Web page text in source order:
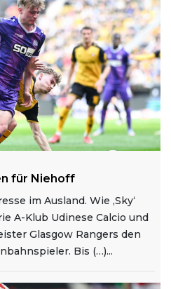
für Niehoff
im Ausland. Wie ‚Sky‘
A-Klub Udinese Calcio und
Glasgow Rangers den
Bis (…)...